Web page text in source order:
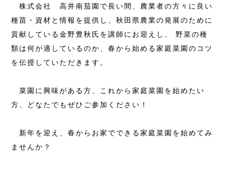
株式会社 高井南茄園で長い間、農業者の方々に良い
種苗・資材と情報を提供し、秋田県農業の発展のために
貢献している金野豊秋氏を講師にお迎えし、 野菜の種
類は何が適しているのか、春から始める家庭菜園のコツ
を伝授していただきます。
菜園に興味がある方、これから家庭菜園を始めたい
方、どなたでもぜひご参加ください！
新年を迎え、春からお家でできる家庭菜園を始めてみ
ませんか？